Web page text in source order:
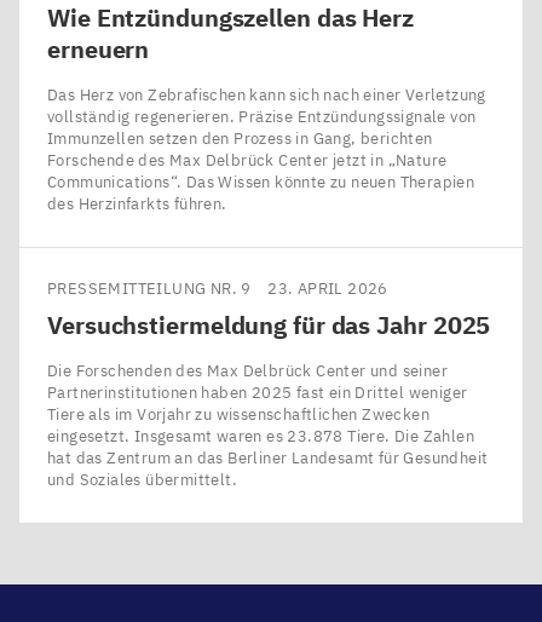
Wie Entzündungszellen das Herz
erneuern
Das Herz von Zebrafischen kann sich nach einer Verletzung
vollständig regenerieren. Präzise Entzündungssignale von
Immunzellen setzen den Prozess in Gang, berichten
Forschende des Max Delbrück Center jetzt in ​„Nature
Communications“. Das Wissen könnte zu neuen Therapien
des Herzinfarkts führen.
PRESSEMITTEILUNG NR. 9 23. APRIL 2026
Versuchstiermeldung für das Jahr 2025
Die Forschenden des Max Delbrück Center und seiner
Partnerinstitutionen haben 2025 fast ein Drittel weniger
Tiere als im Vorjahr zu wissenschaftlichen Zwecken
eingesetzt. Insgesamt waren es 23.878 Tiere. Die Zahlen
hat das Zentrum an das Berliner Landesamt für Gesundheit
und Soziales übermittelt.